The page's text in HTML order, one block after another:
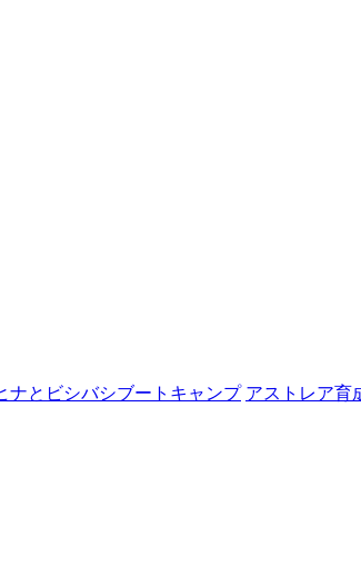
ナとビシバシブートキャンプ アストレア育